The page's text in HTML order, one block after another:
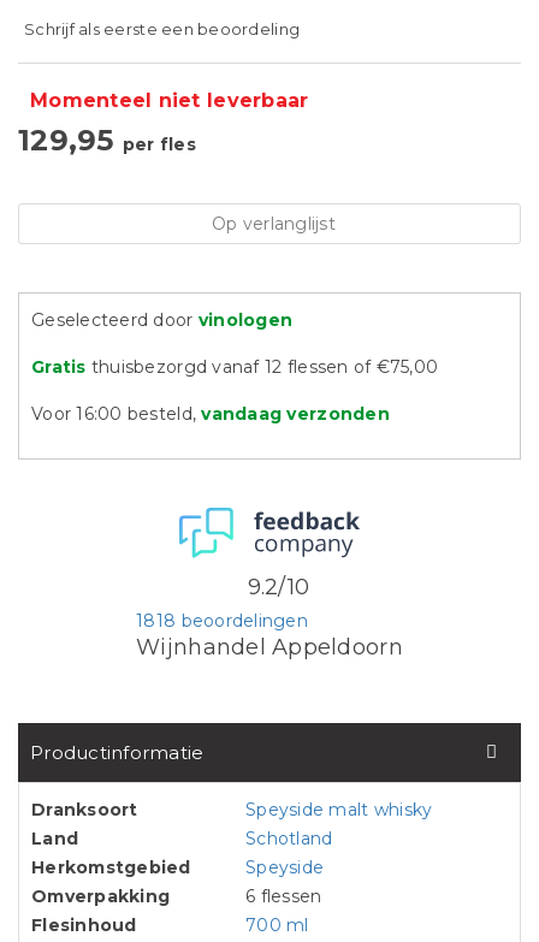
Schrijf als eerste een beoordeling
Momenteel niet leverbaar
129,95 per fles
Op verlanglijst
Geselecteerd door vinologen
Gratis thuisbezorgd vanaf 12 flessen of €75,00
Voor 16:00 besteld,vandaag verzonden
Wijnhandel Appeldoorn
1818 beoordelingen
9.2/10
Productinformatie
Dranksoort
Speyside malt whisky
Land
Schotland
Herkomstgebied
Speyside
Omverpakking
6 flessen
Flesinhoud
700 ml